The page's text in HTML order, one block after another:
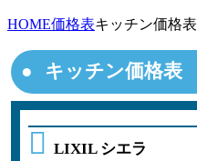
HOME価格表キッチン価格表
キッチン価格表
LIXIL シエラ